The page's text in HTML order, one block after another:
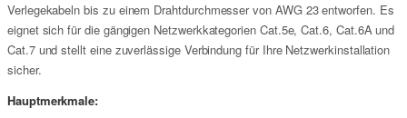
Verlegekabeln bis zu einem Drahtdurchmesser von AWG 23 entworfen. Es
eignet sich für die gängigen Netzwerkkategorien Cat.5e, Cat.6, Cat.6A und
Cat.7 und stellt eine zuverlässige Verbindung für Ihre Netzwerkinstallation
sicher.
Hauptmerkmale: